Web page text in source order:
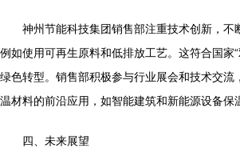
神州节能科技集团销售部注重技术创新，不
例如使用可再生原料和低排放工艺。这符合国家
绿色转型。销售部积极参与行业展会和技术交流
温材料的前沿应用，如智能建筑和新能源设备保
四、未来展望